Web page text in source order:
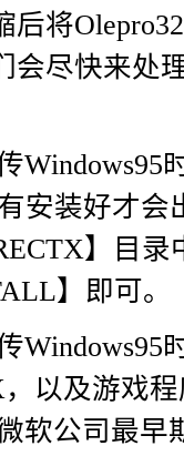
后将
会尽快来处
Windows95
安装好才会
】目
】即可。
以及游戏
软公司最